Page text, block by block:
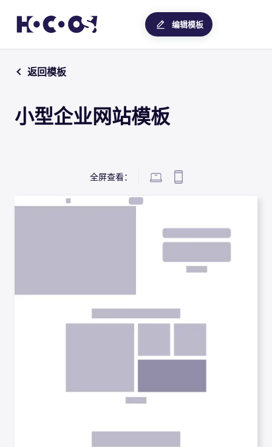
编辑模板
返回模板
小型企业网站模板
全屏查看：